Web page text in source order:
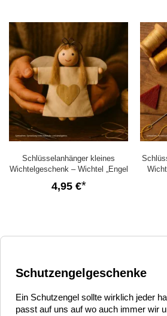
Schlüsselanhänger kleines
Wichtelgeschenk – Wichtel „Engel
4,95 €
Schutzengelgeschenke
Ein Schutzengel sollte wirklich jeder
passt auf uns auf wo auch immer wir